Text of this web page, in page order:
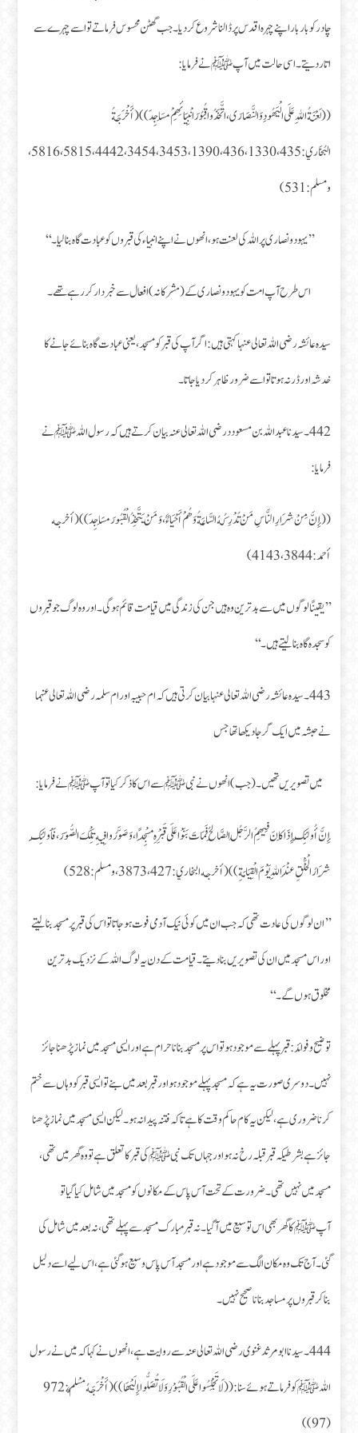
چادر کو بار بار اپنے چہرہ اقدس پر ڈالنا شروع کر دیا۔ جب گھٹن محسوس فرماتے تو اسے چہرے سے
اتار دیتے۔ اسی حالت میں آپﷺ نے فرمایا:
((لَعْنَةُ اللهِ عَلَى الْيَهُودِ وَالنَّصَارَى، اتَّخَذُوا قُبُورَ انْبِيَائِهِمْ مَسَاجِدَ)) (أَخْرَجَةُ
البُخَاري:435، 436،1330، 1390، 3453، 3454، 4442، 5815، 5816،
ومسلم:531)
’’یہود و نصاری پر اللہ کی لعنت ہو، انھوں نے اپنے انبیاء کی قبروں کو عبادت گاہ بنا لیا۔‘‘
اس طرح آپ امت کو یہود و نصاری کے (مشرکانہ) افعال سے خبردار کر رہے تھے۔
سیدہ عائشہ رضی اللہ تعالی عنہا کہتی ہیں: اگر آپ کی قبر کو مسجد، یعنی عبادت گاہ بنائے جانے کا
خدشہ اور ڈر نہ ہوتا تو اسے ضرور ظاہر کر دیا جاتا۔
442۔ سیدنا عبد اللہ بن مسعود د رضی اللہ تعالی عنہ بیان کرتے ہیں کہ رسول اللہ ﷺ نے
فرمایا:
((إِنَّ مِنْ شِرَارِ النَّاسِ مَنْ تُدْرِكُهُ السَّاعَةُ وَهُمْ أَحْيَاءٌ، وَمَنْ يَتَّخِذُ الْقُبُورَ مَسَاجِدَ))(أخرجه
أحمد: 3844، 4143)
’’یقینًا لوگوں میں سے بدترین وہ ہیں جن کی زندگی میں قیامت قائم ہوگی۔ اور وہ لوگ جو قبروں
کو سجدہ گاہ بنا لیتے ہیں۔ ‘‘
443۔ سیدہ عائشہ رضی اللہ تعالی عنہا بیان کرتی ہیں کہ ام حبیبہ اور ام سلمہ رضی اللہ تعالی عنہما
نے حبشہ میں ایک گرجا دیکھا تھا جس
میں تصویریں تھیں۔ (جب) انھوں نے نبی ﷺ سے اس کا ذکر کیا تو آپﷺ نے فرمایا:
إِنَّ أُولَئِكَ إِذَا كَانَ فِيهِمُ الرَّجُلُ الصَّالِحُ فَمَاتَ بَنَوْا عَلَى قَبْرِهِ مَسْجِدًا، وَصَوَّرُوا فِيهِ تِلْكَ الصُّوَرَ، فَأُولَئِكَ
شِرَارُ الْخَلْقِ عِنْدَ اللهِ يَوْمَ الْقِيَامَةِ)) (أخرجه البخاري:427، 3873، و مسلم: 528)
’’ان لوگوں کی عادت تھی کہ جب ان میں کوئی نیک آدمی فوت ہو جاتا تو اس کی قبر پر مسجد بنا لیتے
اور اس مسجد میں ان کی تصویریں بنا دیتے۔ قیامت کے دن یہ لوگ اللہ کے نزدیک بدترین
مخلوق ہوں گے۔‘‘
توضیح و فوائد: قبر پہلے سے موجود ہو تو اس پر مسجد بنانا حرام ہے اور ایسی مسجد میں نماز پڑھنا جائز
نہیں۔ دوسری صورت یہ ہے کہ مسجد پہلے موجود ہو اور قبر بعد میں بنے تو ایسی قبر کو وہاں سے ختم
کرنا ضروری ہے، لیکن یہ کام حاکم وقت کا ہے تاکہ فتنہ پیدا نہ ہو۔ لیکن ایسی مسجد میں نماز پڑھنا
جائز ہے بشرطیکہ قبر قبلہ رخ نہ ہو اور جہاں تک نبیﷺ کی قبر کا تعلق ہے تو وہ گھر میں تھی،
مسجد میں نہیں تھی۔ ضرورت کے تحت آس پاس کے مکانوں کو مسجد میں شامل کیا گیا تو
آپﷺ کا گھر بھی اس توسیع میں آگیا۔ نہ قبر مبارک مسجد سے پہلے تھی، نہ بعد میں شامل کی
گئی۔ آج تک وہ مکان الگ سے موجود ہے اور مسجد آس پاس وسیع ہو گئی ہے، اس لیے اسے دلیل
بنا کر قبروں پر مساجد بنانا صحیح نہیں۔
444۔ سیدنا ابو مرثد غنوی رضی اللہ تعالی عنہ سے روایت ہے، انھوں نے کہا کہ میں نے رسول
اللہﷺ کو فرماتے ہوئے سنا: ((لَا تَجْلِسُوا عَلَى الْقُبُوْرِ وَلَا تُصَلُّوا إِلَيْهَا)) (أَخْرَجَهُ مُسْلِمٌ:972
(97))